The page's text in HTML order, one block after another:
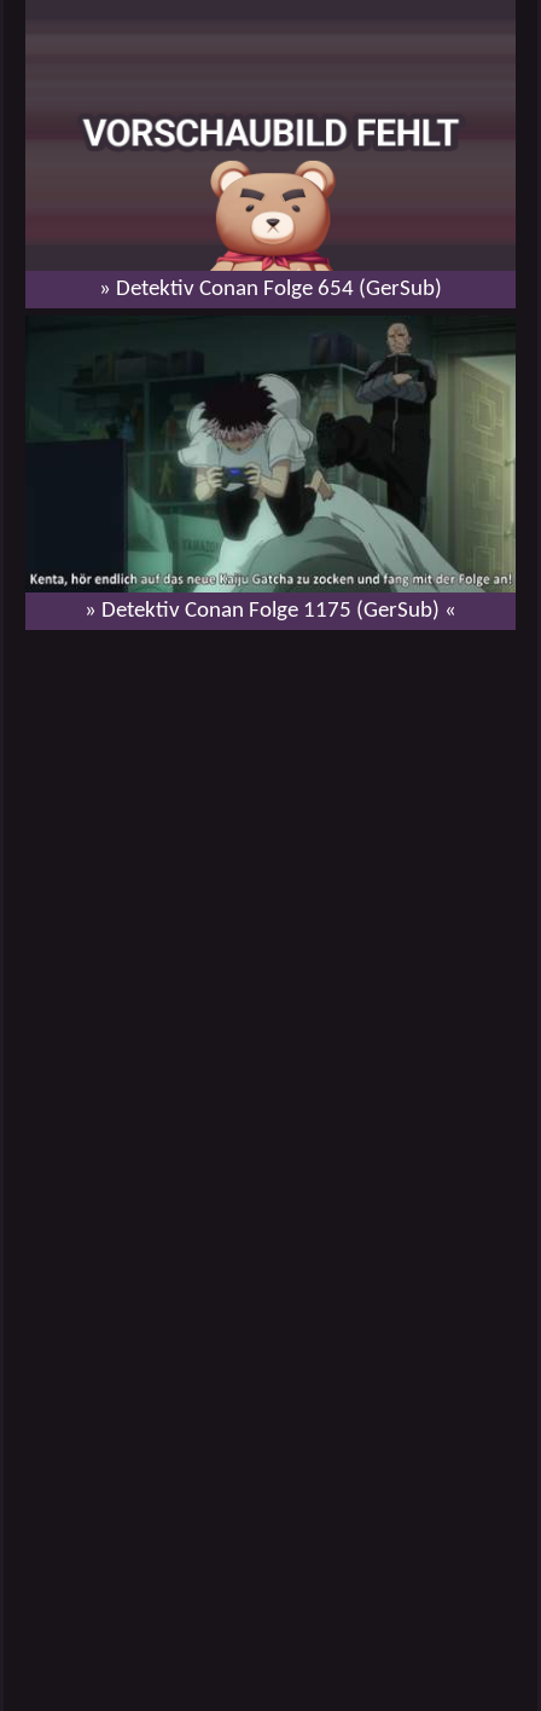
» Detektiv Conan Folge 654 (GerSub)
» Detektiv Conan Folge 1175 (GerSub) «